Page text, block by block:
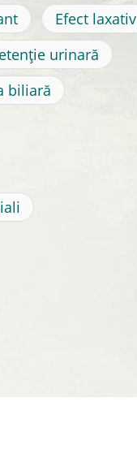
Efect laxativ
urinară
biliară